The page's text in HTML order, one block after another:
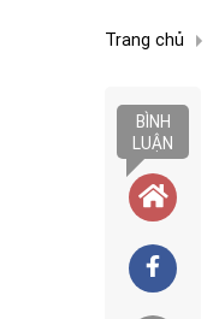
Trang chủ
BÌNH
LUẬN